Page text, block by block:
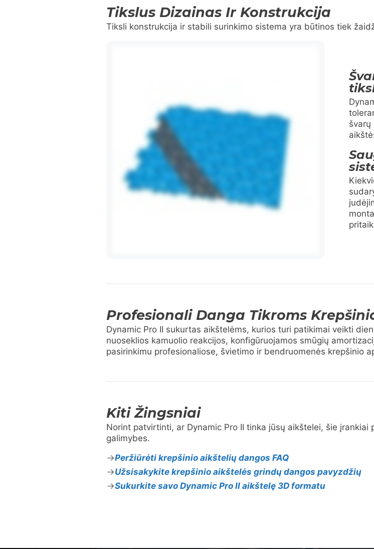
Tikslus Dizainas Ir Konstrukcija
Tiksli konstrukcija ir stabili surinkimo sistema yra būtinos tiek
švarų
Profesionali Danga Tikroms
Dynamic Pro II sukurtas aikštelėms, kurios turi patikimai veikti
nuoseklios kamuolio reakcijos, konfigūruojamos smūgių
pasirinkimu profesionaliose, švietimo ir bendruomenės krepšinio
Kiti Žingsniai
Norint patvirtinti, ar Dynamic Pro II tinka jūsų aikštelei, šie
galimybes.
Peržiūrėti krepšinio aikštelių dangos FAQ
Užsisakykite krepšinio aikštelės grindų dangos pavyzdžių
Sukurkite savo Dynamic Pro II aikštelę 3D formatu